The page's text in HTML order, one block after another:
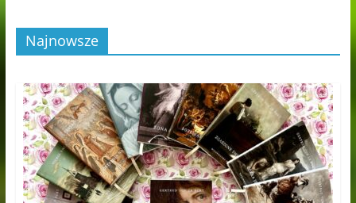
Najnowsze